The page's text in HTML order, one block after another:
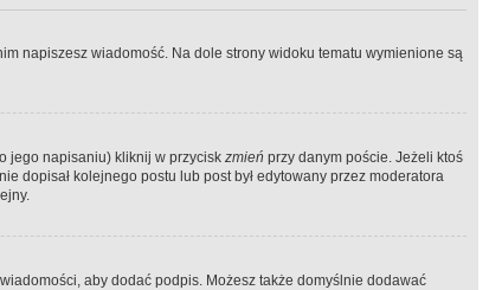
napiszesz wiadomość. Na dole strony widoku tematu wymienione są
jego napisaniu) kliknij w przycisk zmień przy danym poście. Jeżeli ktoś
dopisał kolejnego postu lub post był edytowany przez moderatora
aby dodać podpis. Możesz także domyślnie dodawać